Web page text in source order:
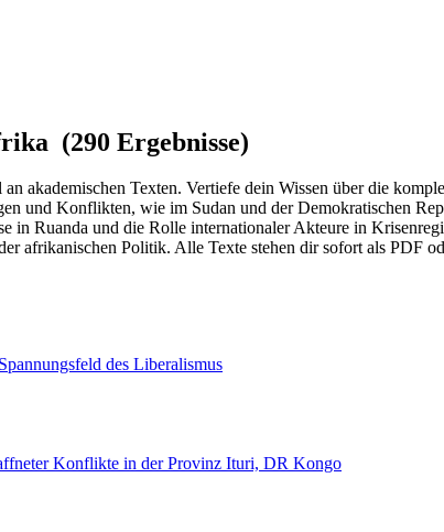
(290 Ergebnisse)
akademischen Texten. Vertiefe dein Wissen über die
und Konflikten, wie im Sudan und der Demokratischen
in Ruanda und die Rolle internationaler Akteure in
afrikanischen Politik. Alle Texte stehen dir sofort als PDF
des Liberalismus
Konflikte in der Provinz Ituri, DR Kongo